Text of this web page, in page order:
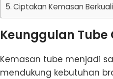
Ciptakan Kemasan
Keunggulan
Kemasan tube menjadi
mendukung kebutuhan